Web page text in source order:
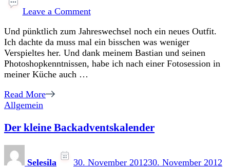
Leave a CommentSüssblog
neuem
Design
Und pünktlich zum Jahreswechsel noch ein neues Outfit.
Ich dachte da muss mal ein bisschen was weniger
Verspieltes her. Und dank meinem Bastian und seinen
Photoshopkenntnissen, habe ich nach einer Fotosession in
meiner Küche auch …
Read More
Allgemein
Der kleine Backadventskalender
Selesila 30. November 201230. November 2012